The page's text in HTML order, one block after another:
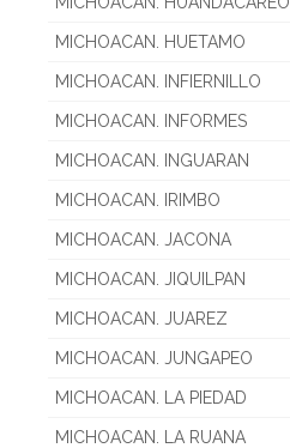
MICHOACAN. HUETAMO
MICHOACAN. INFIERNILLO
MICHOACAN. INFORMES
MICHOACAN. INGUARAN
MICHOACAN. IRIMBO
MICHOACAN. JACONA
MICHOACAN. JIQUILPAN
MICHOACAN. JUAREZ
MICHOACAN. JUNGAPEO
MICHOACAN. LA PIEDAD
MICHOACAN. LA RUANA